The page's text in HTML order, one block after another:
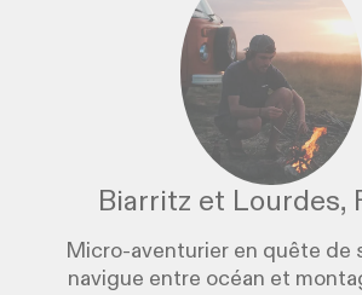
Biarritz et Lourdes,
Micro-aventurier en quête de
navigue entre océan et